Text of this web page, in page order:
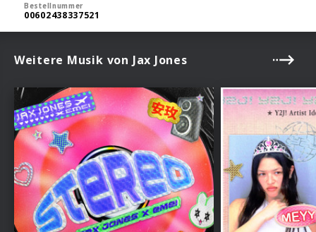
Bestellnummer
00602438337521
Weitere Musik von Jax Jones